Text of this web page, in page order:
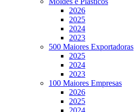
2026
2025
2024
2023
500 Maiores Exportadoras
2025
2024
2023
100 Maiores Empresas
2026
2025
2024